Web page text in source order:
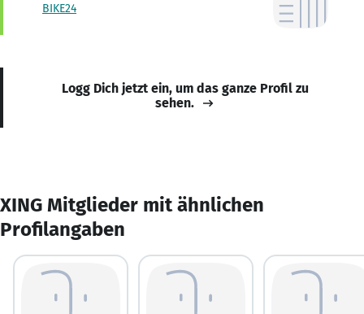
BIKE24
Logg Dich jetzt ein, um das ganze Profil zu
sehen.
XING Mitglieder mit ähnlichen
Profilangaben